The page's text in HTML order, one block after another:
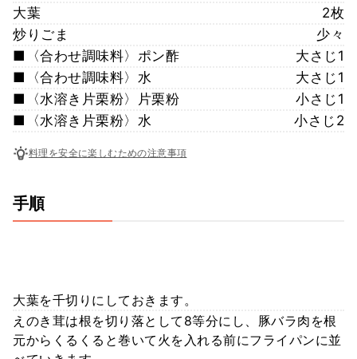
大葉
2枚
炒りごま
少々
■〈合わせ調味料〉ポン酢
大さじ1
■〈合わせ調味料〉水
大さじ1
■〈水溶き片栗粉〉片栗粉
小さじ1
■〈水溶き片栗粉〉水
小さじ2
料理を安全に楽しむための注意事項
手順
大葉を千切りにしておきます。
えのき茸は根を切り落として8等分にし、豚バラ肉を根
元からくるくると巻いて火を入れる前にフライパンに並